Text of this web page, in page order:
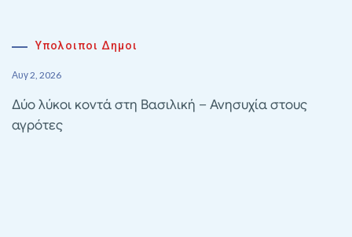
Υπολοιποι Δημοι
Αυγ 2, 2026
Δύο λύκοι κοντά στη Βασιλική – Ανησυχία στους
αγρότες